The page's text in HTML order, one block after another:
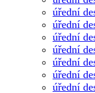
úřední
úřední
úřední
úřední
úřední
úřední
úřední